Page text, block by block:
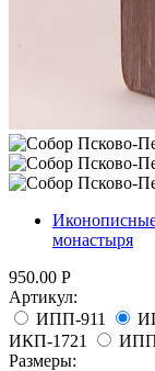
монастыря
950.00 Р
Артикул:
ИПП-911
ИКП-1721
Размеры: